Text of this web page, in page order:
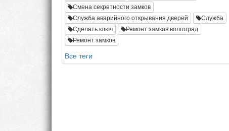
Смена секретности замков
Служба аварийного открывания дверей
Служба
Сделать ключ
Ремонт замков волгоград
Ремонт замков
Все теги